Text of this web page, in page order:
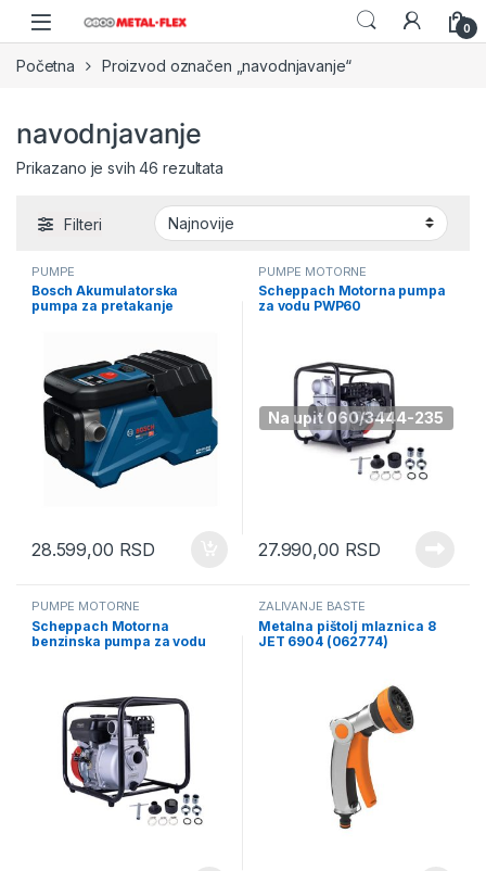
Skip to navigation
Skip to content
0
Početna Proizvod označen „navodnjavanje“
navodnjavanje
Prikazano je svih 46 rezultataSorted by latest
Filteri
PUMPE
Bosch Akumulatorska
pumpa za pretakanje
28.599,00 RSD
Na upit 060/3444-235
PUMPE MOTORNE
Scheppach Motorna pumpa
za vodu PWP60
27.990,00 RSD
PUMPE MOTORNE
Scheppach Motorna
benzinska pumpa za vodu
ZALIVANJE BAŠTE
Metalna pištolj mlaznica 8
JET 6904 (062774)